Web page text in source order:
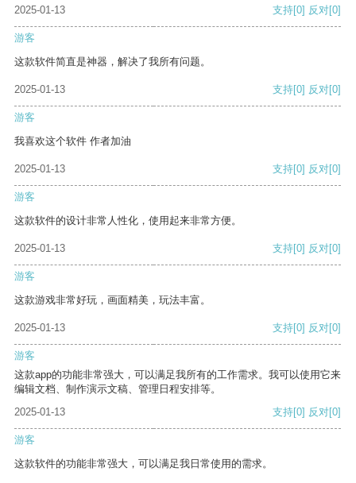
2025-01-13 支持[0] 反对[0]
游客
这款软件简直是神器，解决了我所有问题。
2025-01-13 支持[0] 反对[0]
游客
我喜欢这个软件 作者加油
2025-01-13 支持[0] 反对[0]
游客
这款软件的设计非常人性化，使用起来非常方便。
2025-01-13 支持[0] 反对[0]
游客
这款游戏非常好玩，画面精美，玩法丰富。
2025-01-13 支持[0] 反对[0]
游客
这款app的功能非常强大，可以满足我所有的工作需求。我可以使用它来
编辑文档、制作演示文稿、管理日程安排等。
2025-01-13
支持[0] 反对[0]
游客
这款软件的功能非常强大，可以满足我日常使用的需求。